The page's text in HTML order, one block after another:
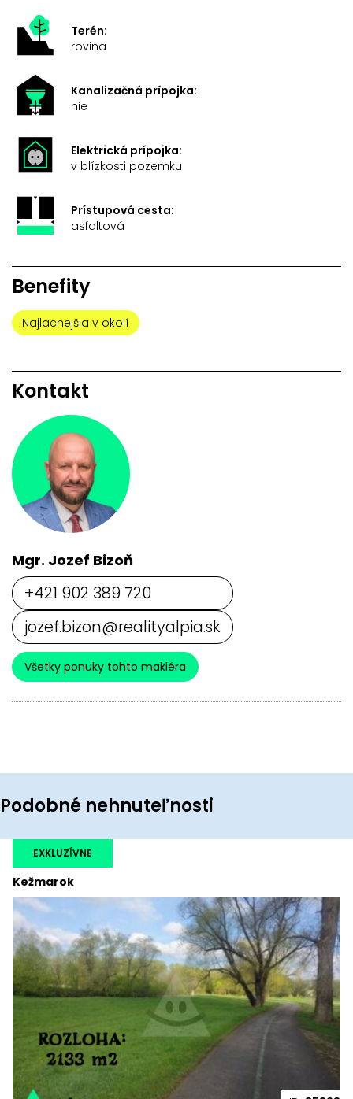
Terén:
rovina
Kanalizačná prípojka:
nie
Elektrická prípojka:
v blízkosti pozemku
Prístupová cesta:
asfaltová
Benefity
Najlacnejšia v okolí
Kontakt
Mgr. Jozef Bizoň
+421 902 389 720
jozef.bizon@realityalpia.sk
Všetky ponuky tohto makléra
Podobné nehnuteľnosti
Kežmarok
EXKLUZÍVNE